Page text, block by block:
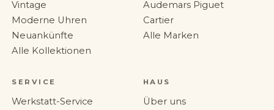
Vintage
Moderne Uhren
Neuankünfte
Alle Kollektionen
Audemars Piguet
Cartier
Alle Marken
SERVICE
Werkstatt-Service
HAUS
Über uns